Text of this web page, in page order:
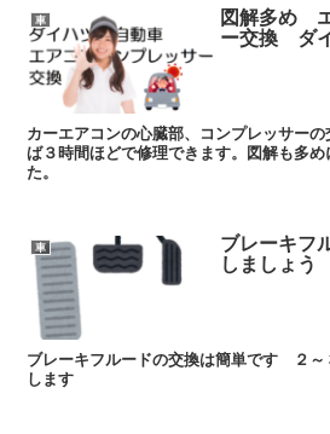
車 図解多め
ー交換 ダ
カーエアコンの心臓部、コンプレッサー
ば３時間ほどで修理できます。図解も多
た。
車 ブレーキフ
しましょう
ブレーキフルードの交換は簡単です ２～
します